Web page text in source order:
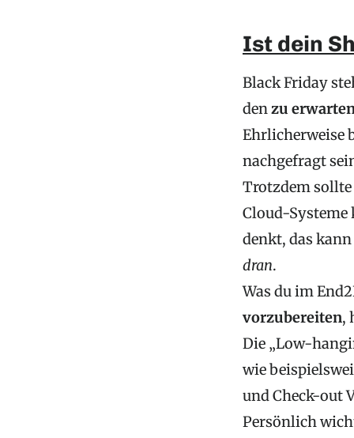
Ist dein
Black Friday
denzu
Ehrlicherweise
nachgefragt
Trotzdem
Cloud-Systeme
denkt, das
dran.
Was du im
vorzubereiten,
Die „Low-
wie
und Check-out
Persönlich